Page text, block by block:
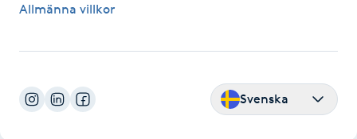
Hyaluronsyra
Hypnos
Allmänna villkor
Svenska